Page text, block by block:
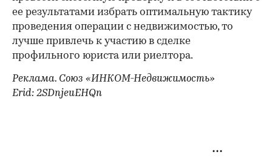
ее результатами избрать оптимальную тактику
проведения операции с недвижимостью, то
лучше привлечь к участию в сделке
профильного юриста или риелтора.
Реклама. Союз «ИНКОМ-Недвижимость»
Erid: 2SDnjeuEHQn